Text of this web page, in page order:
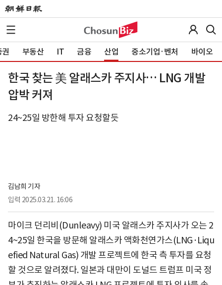
부동산 IT 금융 산업 중소기업·벤처 바이오
한국 찾는 美 알래스카 주지사… LNG 개발
압박 커져
24~25일 방한해 투자 요청할듯
김남희 기자
입력 2025.03.21. 16:06
마이크 던리비(Dunleavy) 미국 알래스카 주지사가 오는 2
4~25일 한국을 방문해 알래스카 액화천연가스(LNG·Liqu
efied Natural Gas) 개발 프로젝트에 한국 측 투자를 요청
할 것으로 알려졌다. 일본과 대만이 도널드 트럼프 미국 정